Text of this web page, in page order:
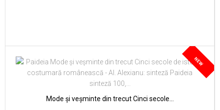
NEW
Mode și veșminte din trecut Cinci secole...